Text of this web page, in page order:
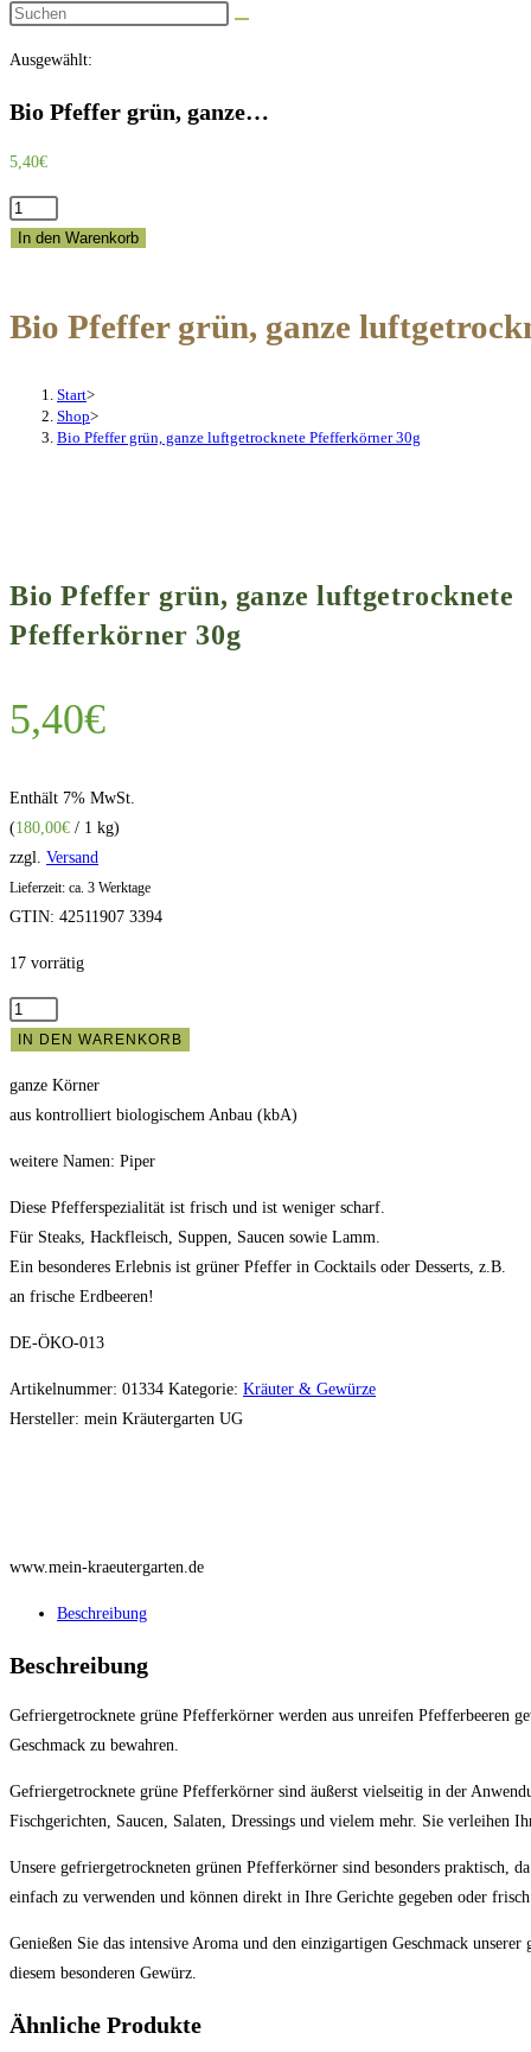
umschalten
Diese
durchsuchen
Ausgewählt:
Bio Pfeffer grün, ganze…
5,40€
Bio
Pfeffer
luftgetrocknete
Menge
In den Warenkorb
Bio Pfeffer grün, ganze
Start>
Shop>
Bio Pfeffer grün, ganze luftgetrocknete Pfefferkörner 30g
Bio Pfeffer grün, ganze luftgetrocknete
Pfefferkörner 30g
5,40€
Enthält 7% MwSt.
(180,00€ / 1 kg)
zzgl. Versand
Lieferzeit: ca. 3 Werktage
GTIN: 42511907 3394
17 vorrätig
Bio
Pfeffer
ganze
Pfefferkörner
Menge
IN DEN WARENKORB
ganze Körner
aus kontrolliert biologischem Anbau (kbA)
weitere Namen: Piper
Diese Pfefferspezialität ist frisch und ist weniger scharf.
Für Steaks, Hackfleisch, Suppen, Saucen sowie Lamm.
Ein besonderes Erlebnis ist grüner Pfeffer in Cocktails oder Desserts, z.B.
an frische Erdbeeren!
DE-ÖKO-013
Artikelnummer: 01334 Kategorie: Kräuter & Gewürze
Hersteller: mein Kräutergarten UG
www.mein-kraeutergarten.de
Beschreibung
Beschreibung
Gefriergetrocknete grüne Pfefferkörner werden aus unreifen Pfefferbeeren
Geschmack zu bewahren.
Gefriergetrocknete grüne Pfefferkörner sind äußerst vielseitig in der
Fischgerichten, Saucen, Salaten, Dressings und vielem mehr. Sie verleihen
Unsere gefriergetrockneten grünen Pfefferkörner sind besonders praktisch,
einfach zu verwenden und können direkt in Ihre Gerichte gegeben oder
Genießen Sie das intensive Aroma und den einzigartigen Geschmack
diesem besonderen Gewürz.
Ähnliche Produkte